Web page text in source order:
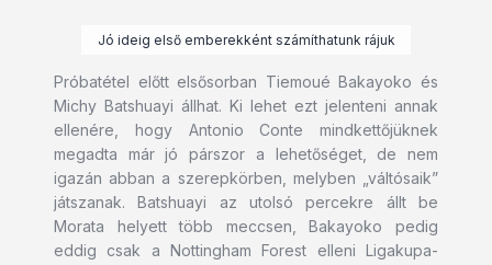
Jó ideig első emberekként számíthatunk rájuk
Próbatétel előtt elsősorban Tiemoué Bakayoko és
Michy Batshuayi állhat. Ki lehet ezt jelenteni annak
ellenére, hogy Antonio Conte mindkettőjüknek
megadta már jó párszor a lehetőséget, de nem
igazán abban a szerepkörben, melyben „váltósaik”
játszanak. Batshuayi az utolsó percekre állt be
Morata helyett több meccsen, Bakayoko pedig
eddig csak a Nottingham Forest elleni Ligakupa-